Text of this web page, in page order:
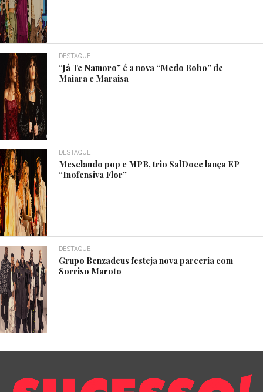
DESTAQUE
“Já Te Namoro” é a nova “Medo Bobo” de
Maiara e Maraisa
DESTAQUE
Mesclando pop e MPB, trio SalDoce lança EP
“Inofensiva Flor”
DESTAQUE
Grupo Benzadeus festeja nova parceria com
Sorriso Maroto